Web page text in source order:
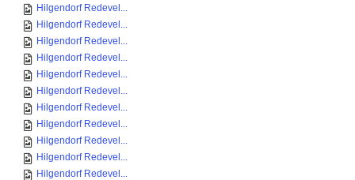
Hilgendorf Redevel...
Hilgendorf Redevel...
Hilgendorf Redevel...
Hilgendorf Redevel...
Hilgendorf Redevel...
Hilgendorf Redevel...
Hilgendorf Redevel...
Hilgendorf Redevel...
Hilgendorf Redevel...
Hilgendorf Redevel...
Hilgendorf Redevel...